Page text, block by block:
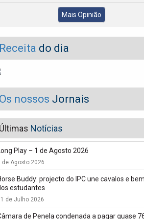
Mais Opinião
do dia
nossos Jornais
Notícias
Play – 1 de Agosto 2026
de Agosto 2026
Buddy: projecto do IPC une cavalos e
estudantes
de Julho 2026
de Penela condenada a pagar quase